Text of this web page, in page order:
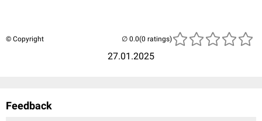
© Copyright
27.01.2025
(0 ratings)
Feedback